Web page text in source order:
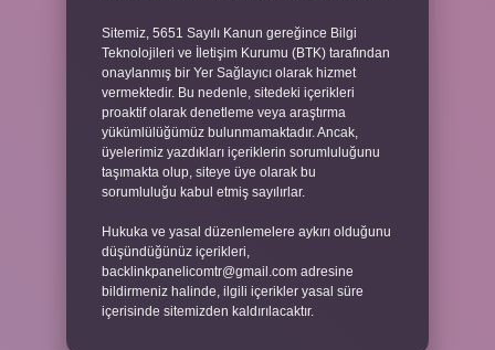
Sitemiz, 5651 Sayılı Kanun gereğince Bilgi
Teknolojileri ve İletişim Kurumu (BTK) tarafından
onaylanmış bir Yer Sağlayıcı olarak hizmet
vermektedir. Bu nedenle, sitedeki içerikleri
proaktif olarak denetleme veya araştırma
yükümlülüğümüz bulunmamaktadır. Ancak,
üyelerimiz yazdıkları içeriklerin sorumluluğunu
taşımakta olup, siteye üye olarak bu
sorumluluğu kabul etmiş sayılırlar.
Hukuka ve yasal düzenlemelere aykırı olduğunu
düşündüğünüz içerikleri,
backlinkpanelicomtr@gmail.com adresine
bildirmeniz halinde, ilgili içerikler yasal süre
içerisinde sitemizden kaldırılacaktır.